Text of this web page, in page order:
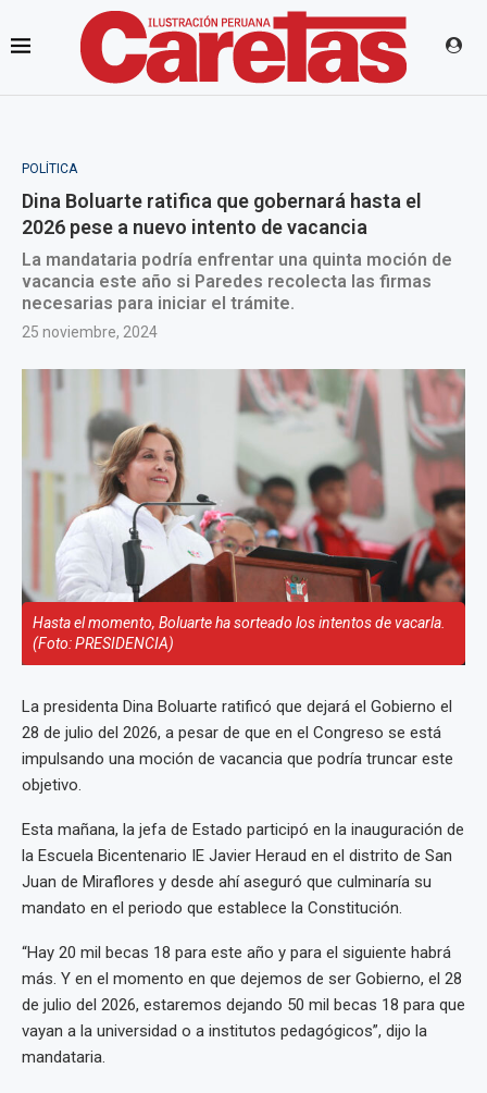
POLÍTICA
Dina Boluarte ratifica que gobernará hasta el
2026 pese a nuevo intento de vacancia
La mandataria podría enfrentar una quinta moción de
vacancia este año si Paredes recolecta las firmas
necesarias para iniciar el trámite.
25 noviembre, 2024
Hasta el momento, Boluarte ha sorteado los intentos de vacarla.
(Foto: PRESIDENCIA)
La presidenta Dina Boluarte ratificó que dejará el Gobierno el
28 de julio del 2026, a pesar de que en el Congreso se está
impulsando una moción de vacancia que podría truncar este
objetivo.
Esta mañana, la jefa de Estado participó en la inauguración de
la Escuela Bicentenario IE Javier Heraud en el distrito de San
Juan de Miraflores y desde ahí aseguró que culminaría su
mandato en el periodo que establece la Constitución.
“Hay 20 mil becas 18 para este año y para el siguiente habrá
más. Y en el momento en que dejemos de ser Gobierno, el 28
de julio del 2026, estaremos dejando 50 mil becas 18 para que
vayan a la universidad o a institutos pedagógicos”, dijo la
mandataria.